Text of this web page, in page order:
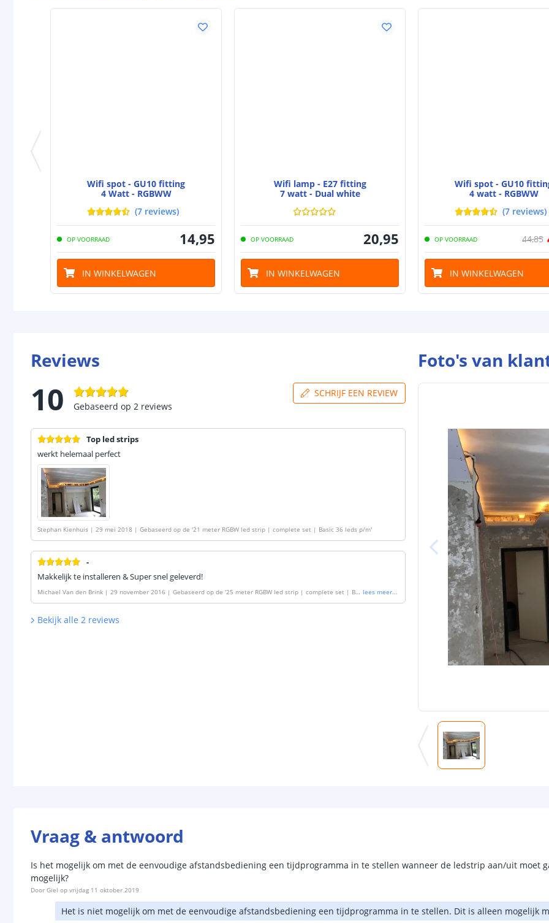
Breedte led
Dikte led strip
Wifi spot - GU10 fitting
4 Watt - RGBWW
(7 reviews)
OP VOORRAAD 14,95
IN WINKELWAGEN
Wifi lamp - E27 fitting
7 watt - Dual white
OP VOORRAAD 20,95
IN WINKELWAGEN
Wifi spot - GU10
4 watt - RGBWW
(7 reviews)
OP VOORRAAD 44,85
IN WINKELWAGEN
Reviews
10 Gebaseerd op 2 reviews
SCHRIJF EEN REVIEW
Top led strips
werkt helemaal perfect
Stephan Kienhuis | 29 mei 2018 | Gebaseerd op de '21 meter RGBW led strip | complete set | Basic 36 leds p/m'
-
Makkelijk te installeren & Super snel geleverd!
Michael Van den Brink | 29 november 2016 | Gebaseerd op de '25 meter RGBW led strip | complete set | Bas
ic 36 leds p/m'
lees meer...
Bekijk alle 2 reviews
Foto's van
Vraag & antwoord
Is het mogelijk om met de eenvoudige afstandsbediening een tijdprogramma in te stellen wanneer de ledstrip aan/uit moet
mogelijk?
Door Giel op vrijdag 11 oktober 2019
Het is niet mogelijk om met de eenvoudige afstandsbediening een tijdprogramma in te stellen. Dit is alleen mogelijk